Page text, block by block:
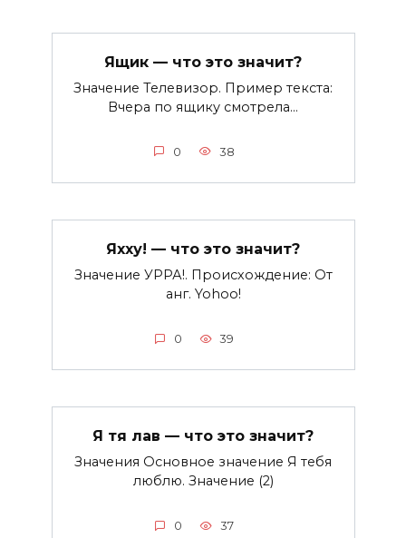
Ящик — что это значит?
Значение Телевизор. Пример текста:
Вчера по ящику смотрела…
0 38
Яхху! — что это значит?
Значение УРРА!. Происхождение: От
анг. Yohoo!
0 39
Я тя лав — что это значит?
Значения Основное значение Я тебя
люблю. Значение (2)
0 37